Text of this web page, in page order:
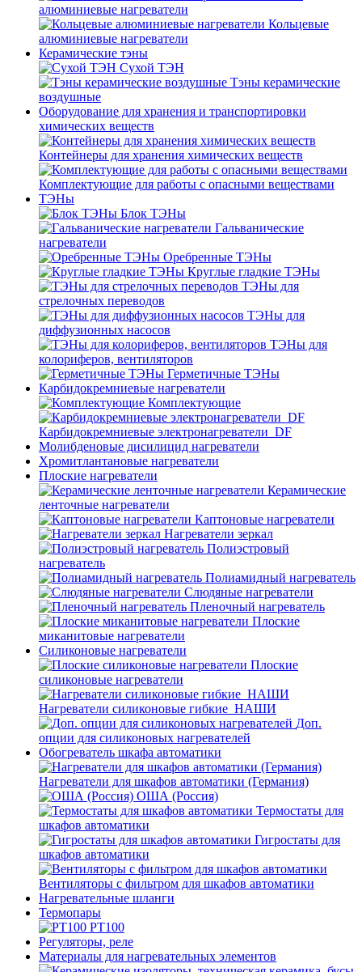
алюминиевые нагреватели
Кольцевые
алюминиевые нагреватели
Керамические тэны
Сухой ТЭН
Тэны керамические
воздушные
Оборудование для хранения и транспортировки
химических веществ
Контейнеры для хранения химических веществ
Комплектующие для работы с опасными веществами
ТЭНы
Блок ТЭНы
Гальванические
нагреватели
Оребренные ТЭНы
Круглые гладкие ТЭНы
ТЭНы для
стрелочных переводов
ТЭНы для
диффузионных насосов
ТЭНы для
колориферов, вентиляторов
Герметичные ТЭНы
Карбидокремниевые нагреватели
Комплектующие
Карбидокремниевые электронагреватели_DF
Молибденовые дисилицид нагреватели
Хромитлантановые нагреватели
Плоские нагреватели
Керамические
ленточные нагреватели
Каптоновые нагреватели
Нагреватели зеркал
Полиэстровый
нагреватель
Полиамидный нагреватель
Слюдяные нагреватели
Пленочный нагреватель
Плоские
миканитовые нагреватели
Силиконовые нагреватели
Плоские
силиконовые нагреватели
Нагреватели силиконовые гибкие_НАШИ
Доп.
опции для силиконовых нагревателей
Обогреватель шкафа автоматики
Нагреватели для шкафов автоматики (Германия)
ОША (Россия)
Термостаты для
шкафов автоматики
Гигростаты для
шкафов автоматики
Вентиляторы с фильтром для шкафов автоматики
Нагревательные шланги
Термопары
PT100
Регуляторы, реле
Материалы для нагревательных элементов